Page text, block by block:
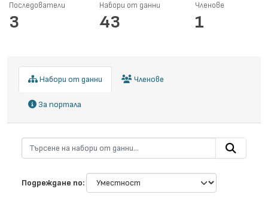
Последователи
3
Набори от данни
43
Членове
1
Набори от данни Членове
За портала
Подреждане по